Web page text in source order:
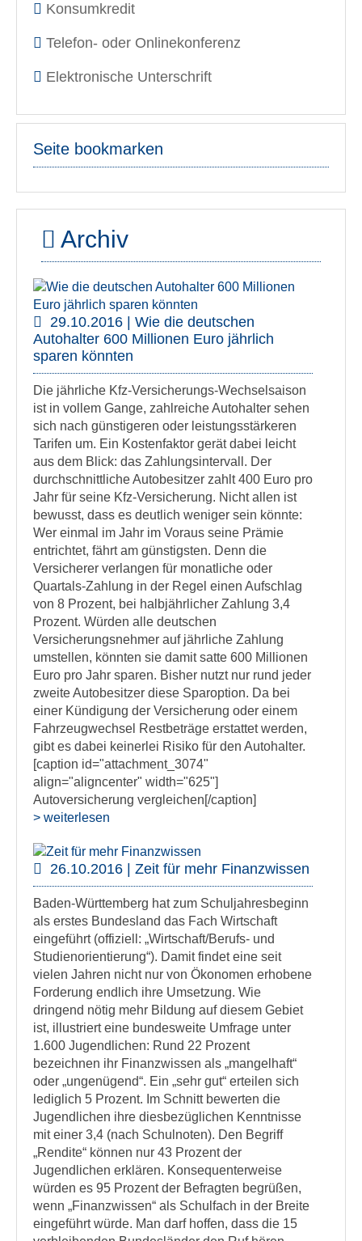
Konsumkredit
Telefon- oder Onlinekonferenz
Elektronische Unterschrift
Seite bookmarken
Archiv
29.10.2016 | Wie die deutschen
Autohalter 600 Millionen Euro jährlich
sparen könnten
Die jährliche Kfz-Versicherungs-Wechselsaison
ist in vollem Gange, zahlreiche Autohalter sehen
sich nach günstigeren oder leistungsstärkeren
Tarifen um. Ein Kostenfaktor gerät dabei leicht
aus dem Blick: das Zahlungsintervall. Der
durchschnittliche Autobesitzer zahlt 400 Euro pro
Jahr für seine Kfz-Versicherung. Nicht allen ist
bewusst, dass es deutlich weniger sein könnte:
Wer einmal im Jahr im Voraus seine Prämie
entrichtet, fährt am günstigsten. Denn die
Versicherer verlangen für monatliche oder
Quartals-Zahlung in der Regel einen Aufschlag
von 8 Prozent, bei halbjährlicher Zahlung 3,4
Prozent. Würden alle deutschen
Versicherungsnehmer auf jährliche Zahlung
umstellen, könnten sie damit satte 600 Millionen
Euro pro Jahr sparen. Bisher nutzt nur rund jeder
zweite Autobesitzer diese Sparoption. Da bei
einer Kündigung der Versicherung oder einem
Fahrzeugwechsel Restbeträge erstattet werden,
gibt es dabei keinerlei Risiko für den Autohalter.
[caption id="attachment_3074"
align="aligncenter" width="625"]
Autoversicherung vergleichen[/caption]
> weiterlesen
26.10.2016 | Zeit für mehr Finanzwissen
Baden-Württemberg hat zum Schuljahresbeginn
als erstes Bundesland das Fach Wirtschaft
eingeführt (offiziell: „Wirtschaft/Berufs- und
Studienorientierung“). Damit findet eine seit
vielen Jahren nicht nur von Ökonomen erhobene
Forderung endlich ihre Umsetzung. Wie
dringend nötig mehr Bildung auf diesem Gebiet
ist, illustriert eine bundesweite Umfrage unter
1.600 Jugendlichen: Rund 22 Prozent
bezeichnen ihr Finanzwissen als „mangelhaft“
oder „ungenügend“. Ein „sehr gut“ erteilen sich
lediglich 5 Prozent. Im Schnitt bewerten die
Jugendlichen ihre diesbezüglichen Kenntnisse
mit einer 3,4 (nach Schulnoten). Den Begriff
„Rendite“ können nur 43 Prozent der
Jugendlichen erklären. Konsequenterweise
würden es 95 Prozent der Befragten begrüßen,
wenn „Finanzwissen“ als Schulfach in der Breite
eingeführt würde. Man darf hoffen, dass die 15